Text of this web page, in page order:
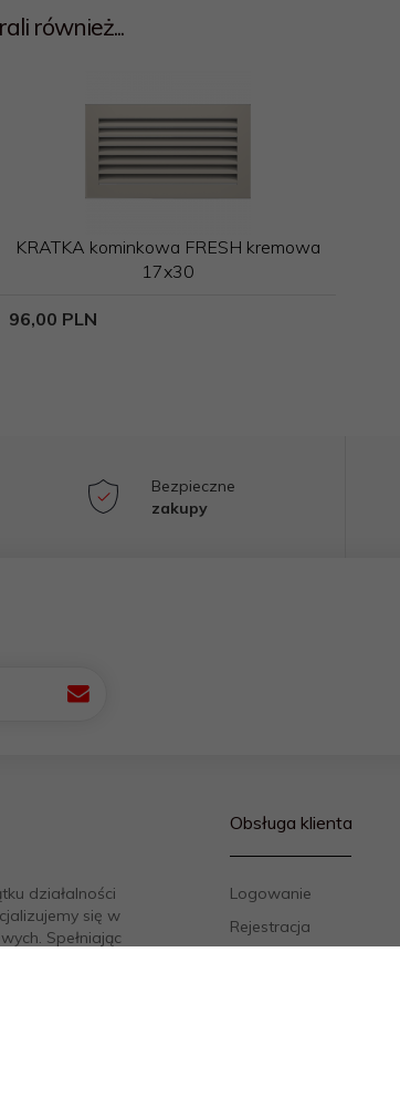
również...
KRATKA kominkowa FRESH kremowa
17x30
96,00 PLN
Bezpieczne
zakupy
Obsługa klienta
Logowanie
Rejestracja
działalności
się w
Spełniając